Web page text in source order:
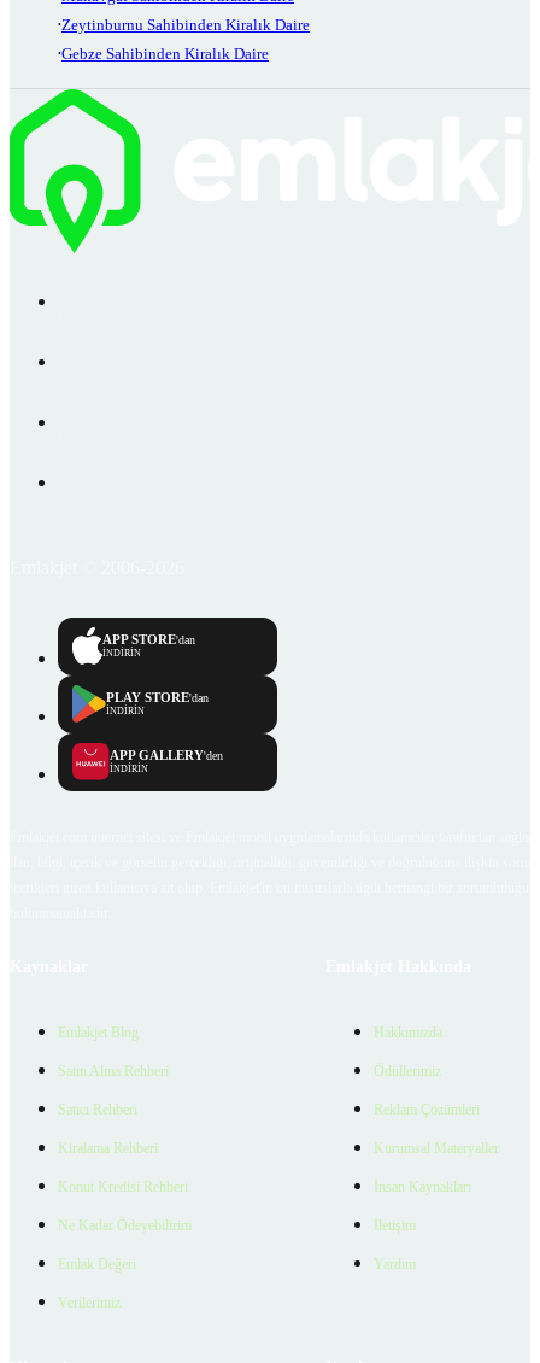
Zeytinburnu Sahibinden Kiralık Daire
Gebze Sahibinden Kiralık Daire
APP STORE'dan
İNDİRİN
PLAY STORE'dan
İNDİRİN
APP GALLERY'den
İNDİRİN
Emlakjet Blog
Satın Alma Rehberi
Satıcı Rehberi
Kiralama Rehberi
Konut Kredisi Rehberi
Ne Kadar Ödeyebilirim
Emlak Değeri
Verilerimiz
Hakkımızda
Ödüllerimiz
Reklam Çözümleri
Kurumsal Materyaller
İnsan Kaynakları
İletişim
Yardım